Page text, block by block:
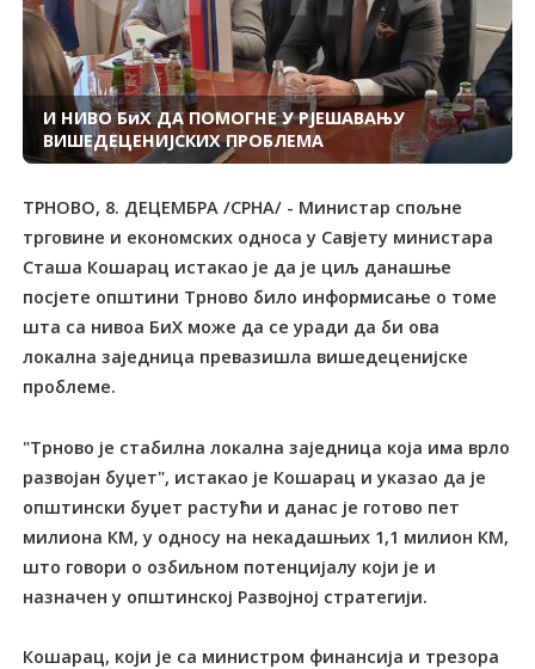
И НИВО БиХ ДА ПОМОГНЕ У РЈЕШАВАЊУ
ВИШЕДЕЦЕНИЈСКИХ ПРОБЛЕМА
ТРНОВО, 8. ДЕЦЕМБРА /СРНА/ - Министар спољне
трговине и економских односа у Савјету министара
Сташа Кошарац истакао је да је циљ данашње
посјете општини Трново било информисање о томе
шта са нивоа БиХ може да се уради да би ова
локална заједница превазишла вишедеценијске
проблеме.
"Трново је стабилна локална заједница која има врло
развојан буџет", истакао је Кошарац и указао да је
општински буџет растући и данас је готово пет
милиона КМ, у односу на некадашњих 1,1 милион КМ,
што говори о озбиљном потенцијалу који је и
назначен у општинској Развојној стратегији.
Кошарац, који је са министром финансија и трезора